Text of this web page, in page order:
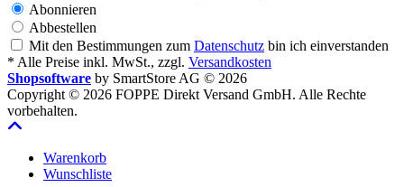
Abonnieren
Abbestellen
Mit den Bestimmungen zum Datenschutz bin ich einverstanden
* Alle Preise inkl. MwSt., zzgl. Versandkosten
Shopsoftware by SmartStore AG © 2026
Copyright © 2026 FOPPE Direkt Versand GmbH. Alle Rechte
vorbehalten.
Warenkorb
Wunschliste